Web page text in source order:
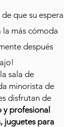
que su espera
la más cómoda
después
sala de
minorista de
disfrutan de
y profesional
juguetes para